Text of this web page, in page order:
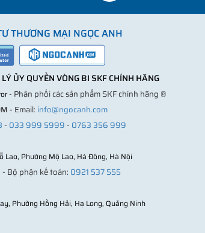
THƯƠNG MẠI NGỌC ANH
ỦY QUYỀN VÒNG BI SKF CHÍNH HÃNG
- Phân phối các sản phẩm SKF chính hãng ®
- Email: info@ngocanh.com
- 033 999 5999- 0763 356 999
Lao, Phường Mộ Lao, Hà Đông, Hà Nội
- Bộ phận kế toán: 0921 537 555
Phường Hồng Hải, Hạ Long, Quảng Ninh